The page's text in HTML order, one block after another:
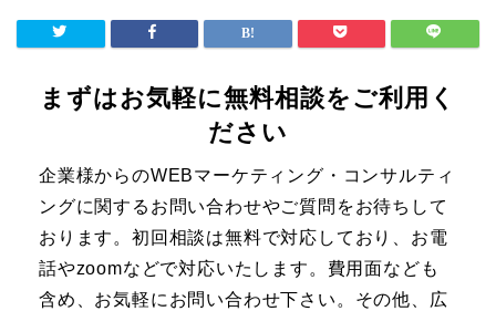
まずはお気軽に無料相談をご利用く
ださい
企業様からのWEBマーケティング・コンサルティ
ングに関するお問い合わせやご質問をお待ちして
おります。初回相談は無料で対応しており、お電
話やzoomなどで対応いたします。費用面なども
含め、お気軽にお問い合わせ下さい。その他、広